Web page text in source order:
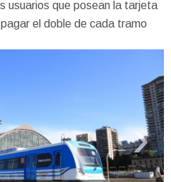
usuarios que posean la tarjeta
el doble de cada tramo
›